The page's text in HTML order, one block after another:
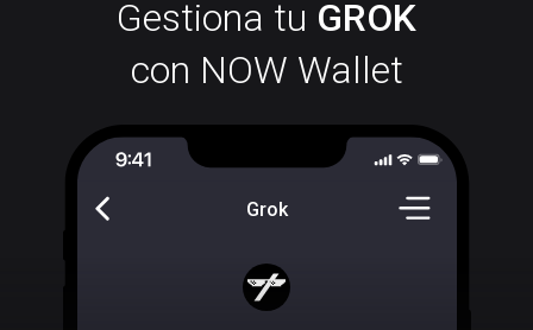
Gestiona tu GROK
con NOW Wallet
Grok